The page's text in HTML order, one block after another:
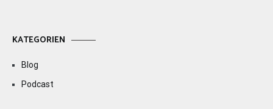
KATEGORIEN
Blog
Podcast